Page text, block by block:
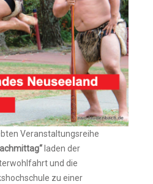
Veranstaltungsreihe
laden der
und die
zu einer